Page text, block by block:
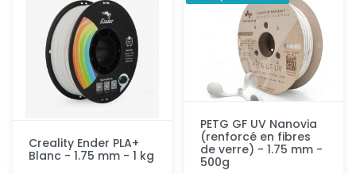
Creality Ender PLA+
Blanc - 1.75 mm - 1 kg
PETG GF UV Nanovia
(renforcé en fibres
de verre) - 1.75 mm -
500g